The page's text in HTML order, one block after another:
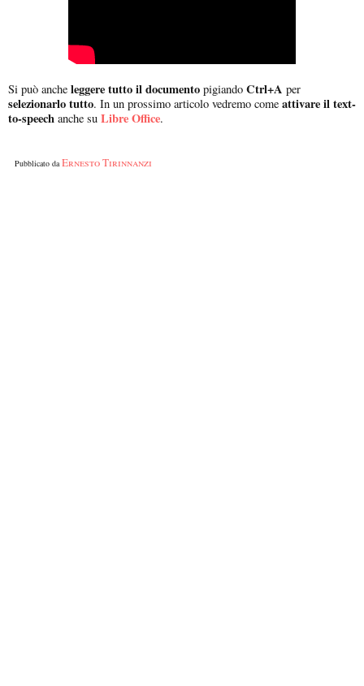
Si può anche leggere tutto il documento pigiando Ctrl+A per
selezionarlo tutto. In un prossimo articolo vedremo come attivare il text-
to-speech anche su Libre Office.
Pubblicato daErnesto Tirinnanzi